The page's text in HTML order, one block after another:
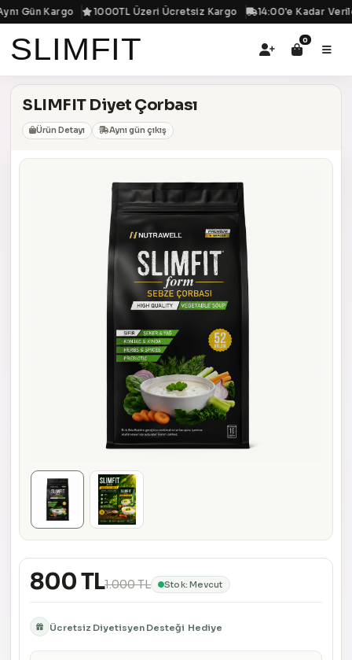
Gün Kargo 1000TL Üzeri Ücretsiz Kargo 14:00'e Kadar
SLIMFIT 0
SLIMFIT Diyet Çorbası
Ürün Detayı Aynı gün çıkış
800 TL1.000 TL Stok: Mevcut
Ücretsiz Diyetisyen Desteği Hediye